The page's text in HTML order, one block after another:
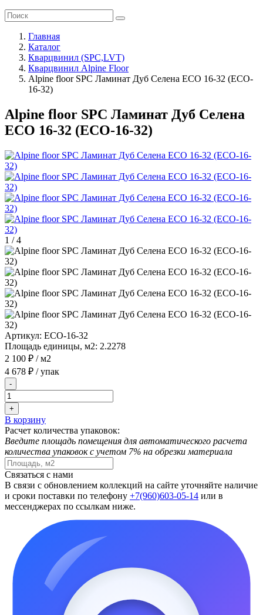
Главная
Каталог
Кварцвинил (SPC,LVT)
Кварцвинил Alpine Floor
Alpine floor SPC Ламинат Дуб Селена ECO 16-32 (ECO-
16-32)
Alpine floor SPC Ламинат Дуб Селена
ECO 16-32 (ECO-16-32)
1 /4
Артикул: ECO-16-32
Площадь единицы, м2: 2.2278
2 100 ₽ / м2
4 678 ₽ / упак
-
+
В корзину
Расчет количества упаковок:
Введите площадь помещения для автоматического расчета
количества упаковок с учетом 7% на обрезки материала
Связаться с нами
В связи с обновлением коллекций на сайте уточняйте наличие
и сроки поставки по телефону +7(960)603-05-14 или в
мессенджерах по ссылкам ниже.